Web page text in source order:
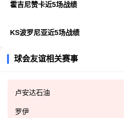
霍吉尼赞卡近5场战绩
KS波罗尼亚近5场战绩
球会友谊相关赛事
卢安达石油
罗伊